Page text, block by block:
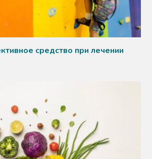
средство при лечении